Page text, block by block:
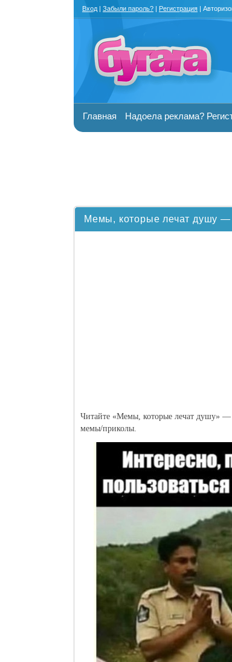
Мемы, которые лечат душу
Читайте «Мемы, которые лечат душу» —
мемы/приколы.
Вход | Забыли пароль? | Регистрация |
Главная Надоела реклама?